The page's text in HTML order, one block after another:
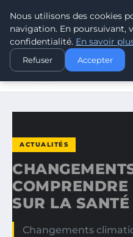
TOUR DE
ACCUEIL
ACTUALITÉS
CHANGEMENTS
ACTUALITÉS
COMPRENDRE
SUR LA SANTÉ
Changements
Nous utilisons des cookies
navigation. En poursuivant,
confidentialité. En savoir
Refuser Accepter